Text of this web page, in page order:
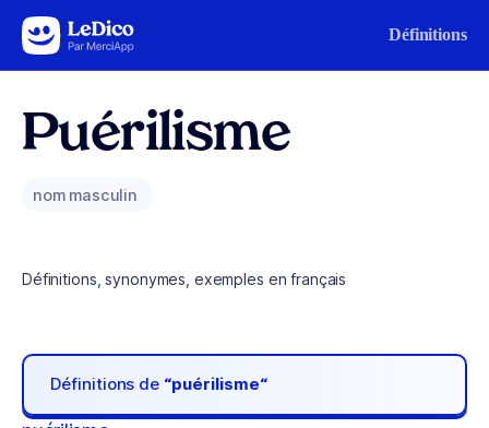
Aller au contenu Définitions
Puérilisme
nom masculin
Définitions, synonymes, exemples en français
Définitions de “puérilisme“